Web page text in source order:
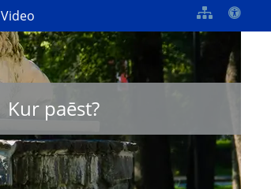
Video
Kur paēst?